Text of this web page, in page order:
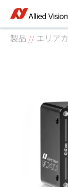
製品 // エリア